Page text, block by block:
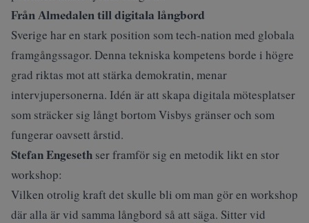
Från Almedalen till digitala långbord
Sverige har en stark position som tech-nation med globala
framgångssagor. Denna tekniska kompetens borde i högre
grad riktas mot att stärka demokratin, menar
intervjupersonerna. Idén är att skapa digitala mötesplatser
som sträcker sig långt bortom Visbys gränser och som
fungerar oavsett årstid.
Stefan Engeseth ser framför sig en metodik likt en stor
workshop:
Vilken otrolig kraft det skulle bli om man gör en workshop
där alla är vid samma långbord så att säga. Sitter vid